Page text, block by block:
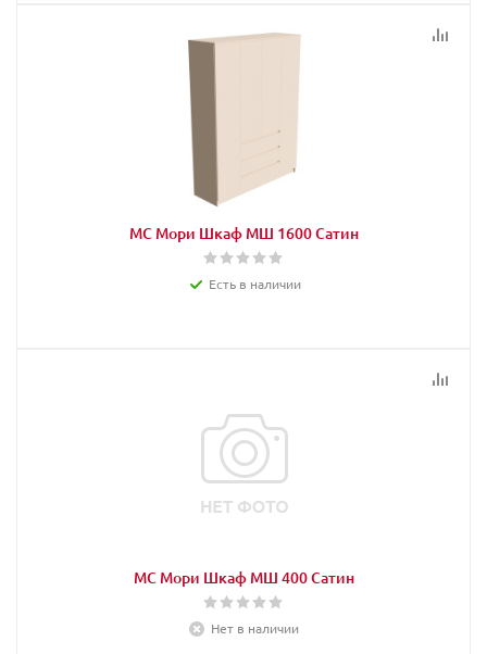
МС Мори Шкаф МШ 1600 Сатин
Есть в наличии
МС Мори Шкаф МШ 400 Сатин
Нет в наличии